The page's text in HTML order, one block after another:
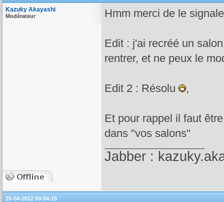
Kazuky Akayashi
Modérateur Hmm merci de le
Edit : j'ai recréé un
rentrer, et ne peux le
Edit 2 : Résolu ,
Et pour rappel il faut
dans "vos salons"
Jabber :
25-04-2012 00:54:15